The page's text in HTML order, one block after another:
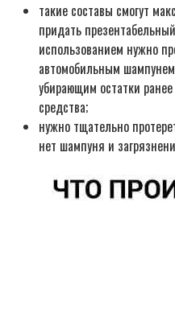
такие составы смогут
придать
использованием нужно
автомобильным
убирающим остатки
средства;
нужно тщательно
нет шампуня и